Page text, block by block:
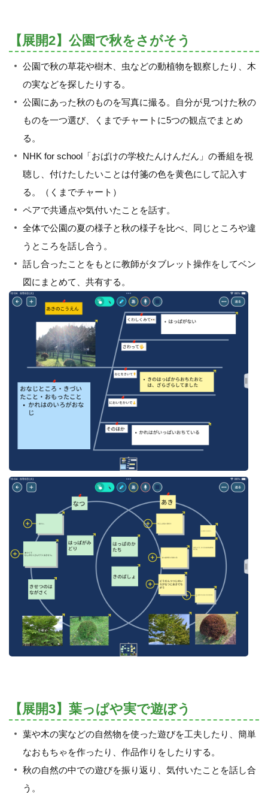
【展開2】公園で秋をさがそう
公園で秋の草花や樹木、虫などの動植物を観察したり、木
の実などを探したりする。
公園にあった秋のものを写真に撮る。自分が見つけた秋の
ものを一つ選び、くまでチャートに5つの観点でまとめ
る。
NHK for school「おばけの学校たんけんだん」の番組を視
聴し、付けたしたいことは付箋の色を黄色にして記入す
る。（くまでチャート）
ペアで共通点や気付いたことを話す。
全体で公園の夏の様子と秋の様子を比べ、同じところや違
うところを話し合う。
話し合ったことをもとに教師がタブレット操作をしてベン
図にまとめて、共有する。
【展開3】葉っぱや実で遊ぼう
葉や木の実などの自然物を使った遊びを工夫したり、簡単
なおもちゃを作ったり、作品作りをしたりする。
秋の自然の中での遊びを振り返り、気付いたことを話し合
う。